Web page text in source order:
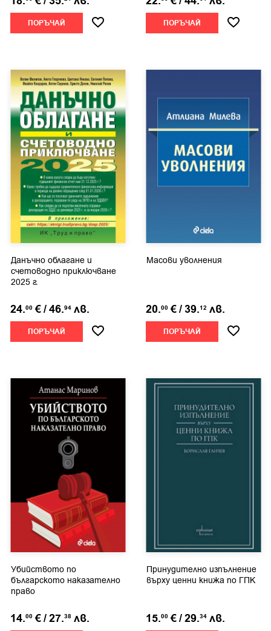
ПОРЪЧАЙ ПОРЪЧАЙ
Данъчно облагане и
счетоводно приключване
2025 г.
24.00 €/46.94 лв.
ПОРЪЧАЙ
Масови уволнения
20.00 €/39.12 лв.
ПОРЪЧАЙ
Убийството по
българското наказателно
право
14.00 €/27.38 лв.
Принудително изпълнение
върху ценни книжа по ГПК
15.00 €/29.34 лв.